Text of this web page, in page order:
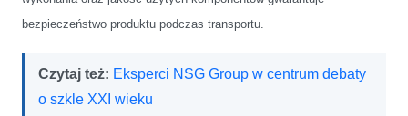
bezpieczeństwo produktu podczas transportu.
Czytaj też: Eksperci NSG Group w centrum debaty
o szkle XXI wieku